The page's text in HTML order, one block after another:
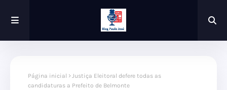
Página inicial
Justiça Eleitoral defere todas as
candidaturas a Prefeito de Belmonte